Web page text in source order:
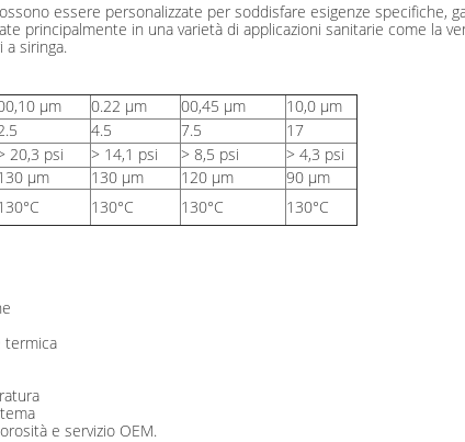
essere personalizzate per soddisfare esigenze
principalmente in una varietà di applicazioni sanitarie come la
a siringa.
μm 0.22 μm 00,45 μm
10,0 μm
4.5 7.5
17
20,3 psi > 14,1 psi > 8,5 psi
> 4,3 psi
μm 130 μm 120 μm
90 μm
130°C 130°C 130°C
termica
e servizio OEM.